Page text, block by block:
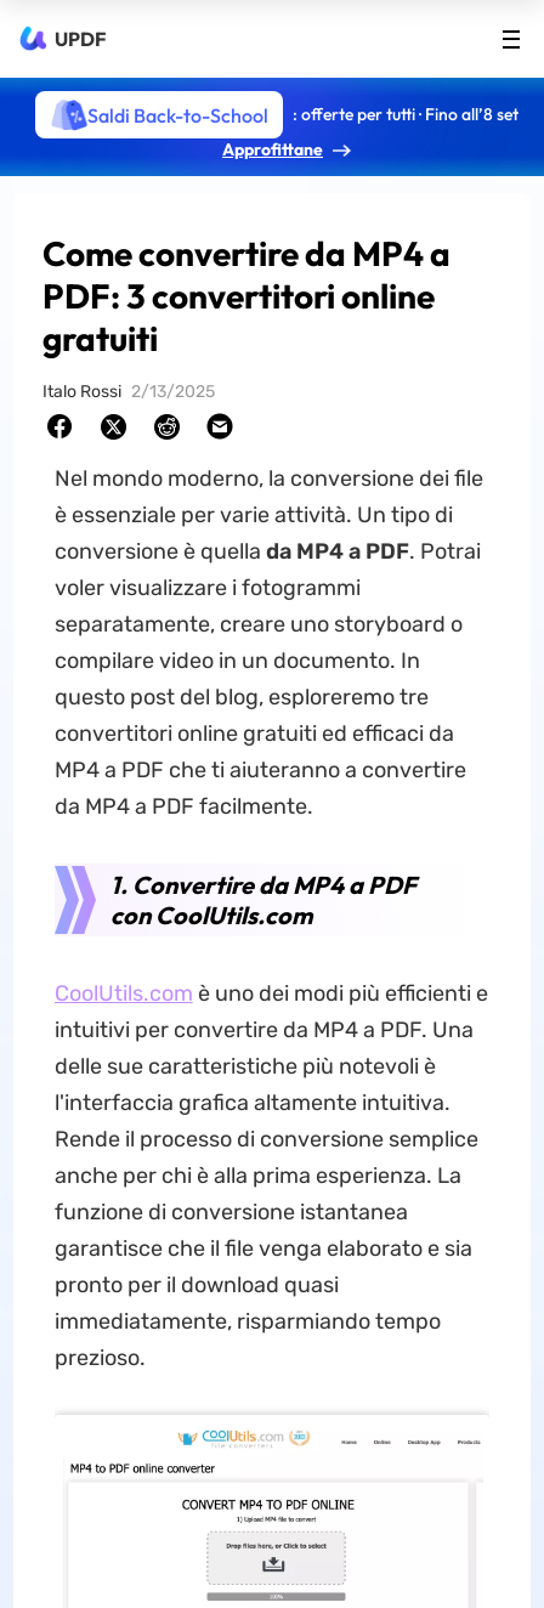
UPDF
Saldi Back-to-School
: offerte per tutti · Fino all’8 set
Approfittane
Come convertire da MP4 a
PDF: 3 convertitori online
gratuiti
Italo Rossi 2/13/2025
Nel mondo moderno, la conversione dei file
è essenziale per varie attività. Un tipo di
conversione è quella da MP4 a PDF. Potrai
voler visualizzare i fotogrammi
separatamente, creare uno storyboard o
compilare video in un documento. In
questo post del blog, esploreremo tre
convertitori online gratuiti ed efficaci da
MP4 a PDF che ti aiuteranno a convertire
da MP4 a PDF facilmente.
1. Convertire da MP4 a PDF
con CoolUtils.com
CoolUtils.com è uno dei modi più efficienti e
intuitivi per convertire da MP4 a PDF. Una
delle sue caratteristiche più notevoli è
l'interfaccia grafica altamente intuitiva.
Rende il processo di conversione semplice
anche per chi è alla prima esperienza. La
funzione di conversione istantanea
garantisce che il file venga elaborato e sia
pronto per il download quasi
immediatamente, risparmiando tempo
prezioso.